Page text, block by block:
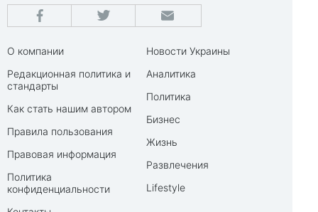
О компании
Редакционная политика и
стандарты
Как стать нашим автором
Правила пользования
Правовая информация
Политика
конфиденциальности
Новости Украины
Аналитика
Политика
Бизнес
Жизнь
Развлечения
Lifestyle